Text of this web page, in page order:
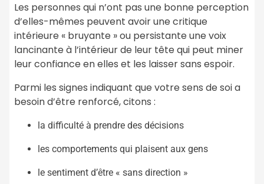
Les personnes qui n’ont pas une bonne perception
d’elles-mêmes peuvent avoir une critique
intérieure « bruyante » ou persistante une voix
lancinante à l’intérieur de leur tête qui peut miner
leur confiance en elles et les laisser sans espoir.
Parmi les signes indiquant que votre sens de soi a
besoin d’être renforcé, citons :
la difficulté à prendre des décisions
les comportements qui plaisent aux gens
le sentiment d’être « sans direction »